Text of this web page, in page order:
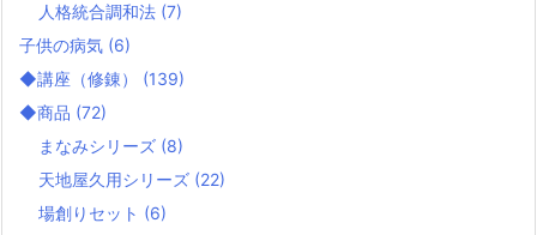
人格統合調和法 (7)
子供の病気 (6)
◆講座（修錬） (139)
◆商品 (72)
まなみシリーズ (8)
天地屋久用シリーズ (22)
場創りセット (6)